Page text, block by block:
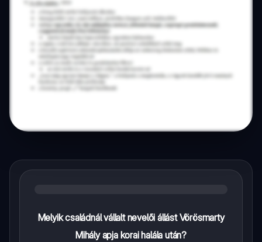
Melyik családnál vállalt nevelői állást Vörösmarty
Mihály apja korai halála után?